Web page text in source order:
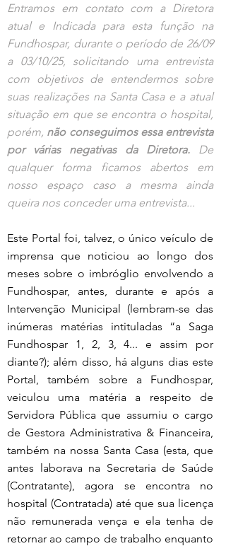
Entramos em contato com a Diretora
atual e Indicada para esta função na
Fundhospar, durante o período de 26/09
a 03/10/25, solicitando uma entrevista
com objetivos de entendermos sobre
suas realizações na Santa Casa e a atual
situação em que se encontra o hospital,
porém, não conseguimos essa entrevista
por várias negativas da Diretora. De
qualquer forma ficamos abertos em
nosso espaço caso a mesma ainda
queira nos conceder uma entrevista...
Este Portal foi, talvez, o único veículo de
imprensa que noticiou ao longo dos
meses sobre o imbróglio envolvendo a
Fundhospar, antes, durante e após a
Intervenção Municipal (lembram-se das
inúmeras matérias intituladas “a Saga
Fundhospar 1, 2, 3, 4... e assim por
diante?); além disso, há alguns dias este
Portal, também sobre a Fundhospar,
veiculou uma matéria a respeito de
Servidora Pública que assumiu o cargo
de Gestora Administrativa & Financeira,
também na nossa Santa Casa (esta, que
antes laborava na Secretaria de Saúde
(Contratante), agora se encontra no
hospital (Contratada) até que sua licença
não remunerada vença e ela tenha de
retornar ao campo de trabalho enquanto